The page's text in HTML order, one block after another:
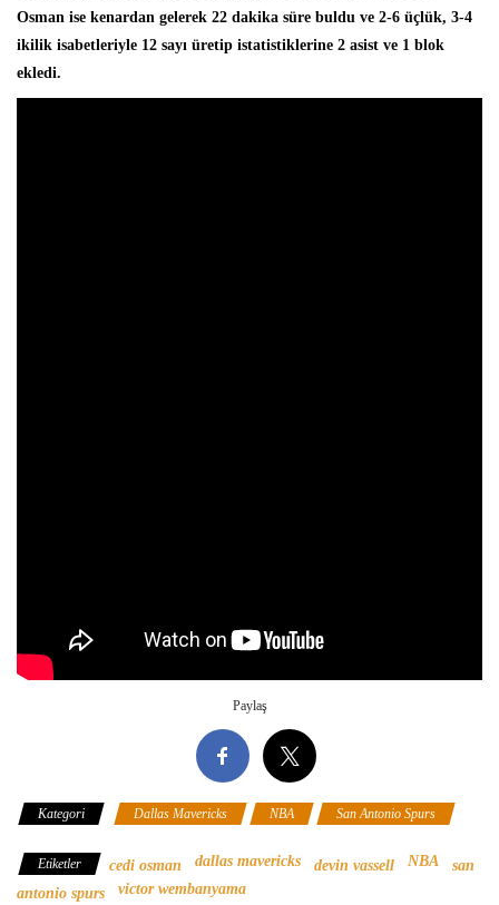
Osman ise kenardan gelerek 22 dakika süre buldu ve 2-6 üçlük, 3-4
ikilik isabetleriyle 12 sayı üretip istatistiklerine 2 asist ve 1 blok
ekledi.
Paylaş
Kategori Dallas Mavericks NBA San Antonio Spurs
Etiketler cedi osman dallas mavericks devin vassell NBA
san
antonio spurs
victor wembanyama